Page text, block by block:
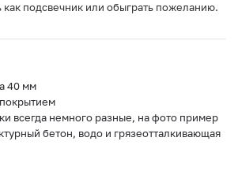
подсвечник или обыграть пожеланию.
40 мм
всегда немного разные, на фото пример
бетон, водо и грязеотталкивающая